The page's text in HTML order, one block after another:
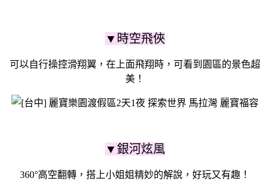
▼時空飛俠
可以自行操控滑翔翼，在上面飛翔時，可看到園區的景色超
美！
▼銀河炫風
360°高空翻轉，搭上小姐姐精妙的解說，好玩又有趣！